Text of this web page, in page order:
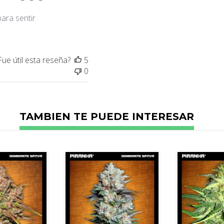
sentir
útil esta reseña?
5
0
TAMBIEN TE PUEDE INTERESAR